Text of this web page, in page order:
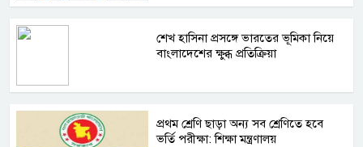
শেখ হাসিনা প্রসঙ্গে ভারতের ভূমিকা নিয়ে
বাংলাদেশের ক্ষুব্ধ প্রতিক্রিয়া
প্রথম শ্রেণি ছাড়া অন্য সব শ্রেণিতে হবে
ভর্তি পরীক্ষা: শিক্ষা মন্ত্রণালয়